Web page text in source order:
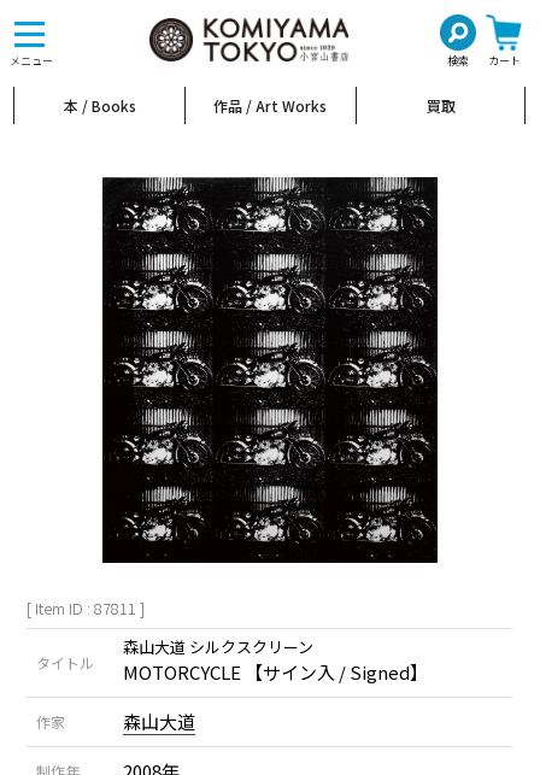
メニュー 検索 カート
toggle
navigation
本 / Books 作品 / Art Works 買取
[ Item ID : 87811 ]
タイトル
森山大道 シルクスクリーン
MOTORCYCLE 【サイン入 / Signed】
作家 森山大道
制作年